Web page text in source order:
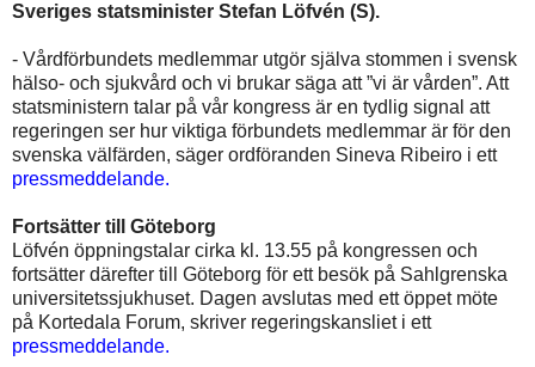
Sveriges statsminister Stefan Löfvén (S).
- Vårdförbundets medlemmar utgör själva stommen i svensk
hälso- och sjukvård och vi brukar säga att ”vi är vården”. Att
statsministern talar på vår kongress är en tydlig signal att
regeringen ser hur viktiga förbundets medlemmar är för den
svenska välfärden, säger ordföranden Sineva Ribeiro i ett
pressmeddelande.
Fortsätter till Göteborg
Löfvén öppningstalar cirka kl. 13.55 på kongressen och
fortsätter därefter till Göteborg för ett besök på Sahlgrenska
universitetssjukhuset. Dagen avslutas med ett öppet möte
på Kortedala Forum, skriver regeringskansliet i ett
pressmeddelande.